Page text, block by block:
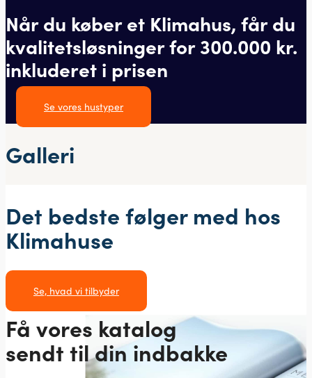
Når du køber et Klimahus, får du
kvalitetsløsninger for 300.000 kr.
inkluderet i prisen
Se vores hustyper
Galleri
Det bedste følger med hos
Klimahuse
Se, hvad vi tilbyder
Få vores katalog
sendt til din indbakke